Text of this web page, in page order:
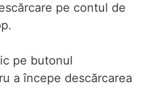
pe contul de
pe butonul
a începe descărcarea